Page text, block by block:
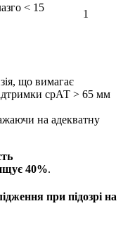
< 15
1
що вимагає
срАТ > 65 мм
на адекватну
40%.
при підозрі на